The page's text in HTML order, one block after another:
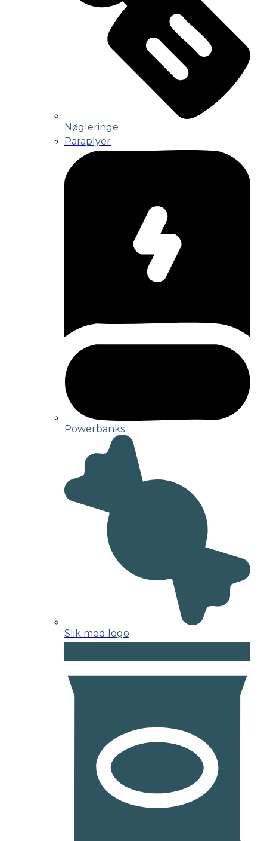
Nøgleringe
Paraplyer
Powerbanks
Slik med logo